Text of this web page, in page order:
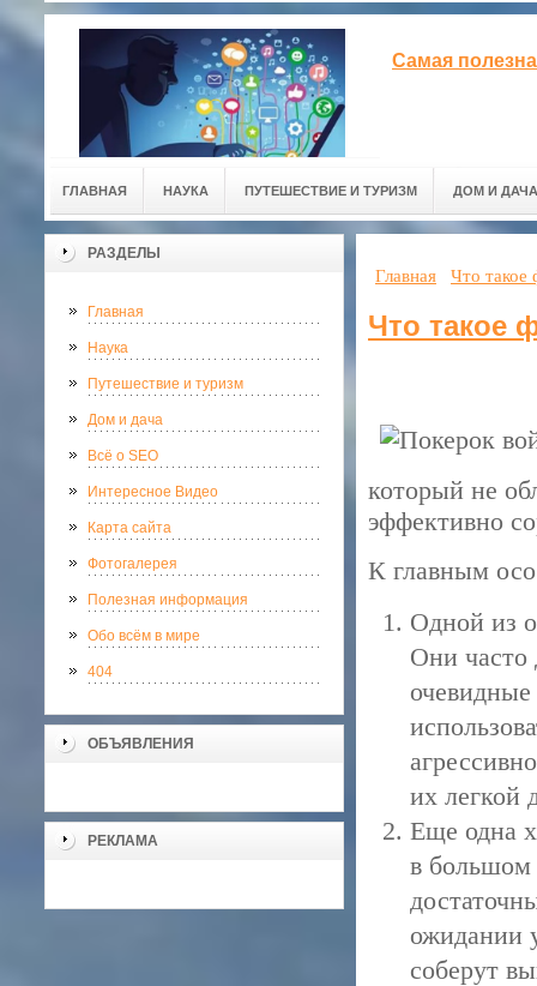
Самая
ГЛАВНАЯ НАУКА ПУТЕШЕСТВИЕ И ТУРИЗМ ДОМ И ДАЧА
РАЗДЕЛЫ
Главная
Наука
Путешествие и туризм
Дом и дача
Всё о SEO
Интересное Видео
Карта сайта
Фотогалерея
Полезная информация
Обо всём в мире
404
ОБЪЯВЛЕНИЯ
РЕКЛАМА
Главная Что такое
Что такое
который не
эффективно
К главным
Одной из
Они часто
их легкой
Еще одна
в большом
ожидании
соберут